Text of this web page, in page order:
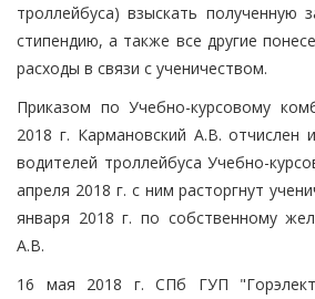
троллейбуса) взыскать полученную
стипендию, а также все другие
расходы в связи с ученичеством.
Приказом по Учебно-курсовому
2018 г. Кармановский А.В. отчислен
водителей троллейбуса Учебно-
апреля 2018 г. с ним расторгнут
января 2018 г. по собственному
А.В.
16 мая 2018 г. СПб ГУП